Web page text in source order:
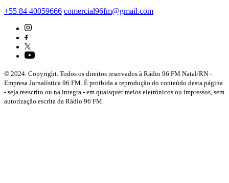
+55 84 40059666 comercial96fm@gmail.com
© 2024. Copyright. Todos os direitos reservados à Rádio 96 FM Natal/RN -
Empresa Jornalística 96 FM. É proibida a reprodução do conteúdo desta página
- seja reescrito ou na íntegra - em quaisquer meios eletrônicos ou impressos, sem
autorização escrita da Rádio 96 FM.